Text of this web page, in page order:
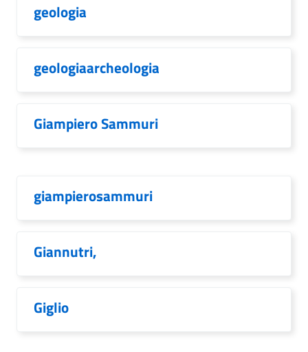
geologia
geologiaarcheologia
Giampiero Sammuri
giampierosammuri
Giannutri,
Giglio